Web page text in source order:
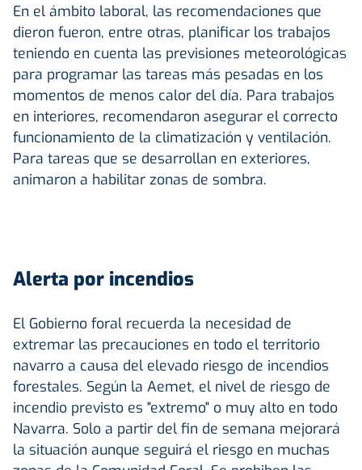
En el ámbito laboral, las recomendaciones que
dieron fueron, entre otras, planificar los trabajos
teniendo en cuenta las previsiones meteorológicas
para programar las tareas más pesadas en los
momentos de menos calor del día. Para trabajos
en interiores, recomendaron asegurar el correcto
funcionamiento de la climatización y ventilación.
Para tareas que se desarrollan en exteriores,
animaron a habilitar zonas de sombra.
Alerta por incendios
El Gobierno foral recuerda la necesidad de
extremar las precauciones en todo el territorio
navarro a causa del elevado riesgo de incendios
forestales. Según la Aemet, el nivel de riesgo de
incendio previsto es "extremo" o muy alto en todo
Navarra. Solo a partir del fin de semana mejorará
la situación aunque seguirá el riesgo en muchas